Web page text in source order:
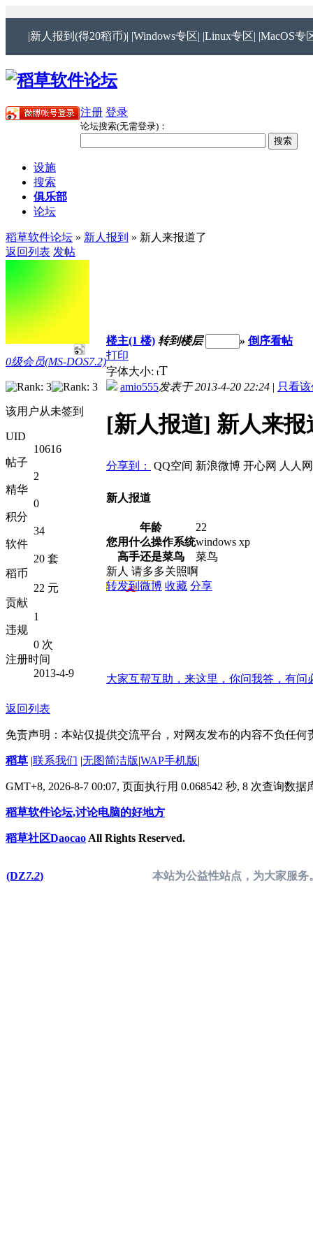
|新人报到(得20稻币)| |Windows专区| |Linux专区| |MacOS专
注册 登录
论坛搜索(无需登录)：
设施
搜索
俱乐部
论坛
稻草软件论坛 » 新人报到 » 新人来报道了
返回列表 发帖
0级会员(MS-DOS7.2)
该用户从未签到
UID
10616
帖子
2
精华
0
积分
34
软件
20 套
稻币
22 元
贡献
1
违规
0 次
注册时间
2013-4-9
楼主(1 楼) 转到楼层 » 倒序看帖
打印
字体大小: tT
amio555发表于 2013-4-20 22:24 | 只看
[新人报道] 新人来报
分享到： QQ空间 新浪微博 开心网 人人网
新人报道
年龄
22
您用什么操作系统windows xp
高手还是菜鸟
菜鸟
新人 请多多关照啊
转发到微博 收藏 分享
大家互帮互助，来这里，你问我答，有问
返回列表
免责声明：本站仅提供交流平台，对网友发布的内容不负任
稻草 |联系我们 |无图简洁版|WAP手机版|
GMT+8, 2026-8-7 00:07, 页面执行用 0.068542 秒, 8 次查询数
稻草软件论坛,讨论电脑的好地方
稻草社区Daocao All Rights Reserved.
(DZ7.2) 本站为公益性站点，为大家服